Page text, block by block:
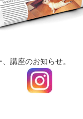
講座のお知らせ。